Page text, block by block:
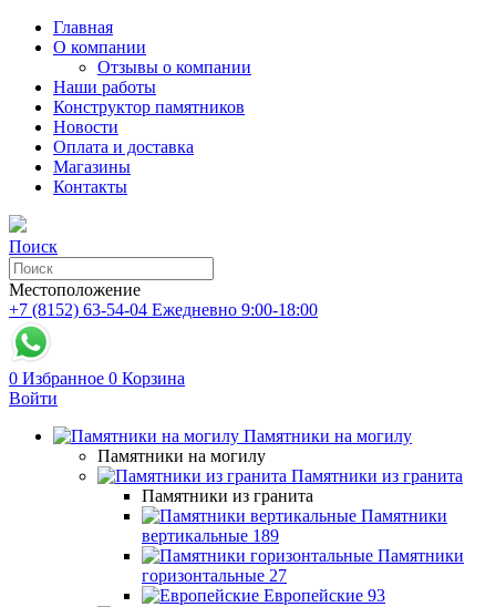
Главная
О компании
Отзывы о компании
Наши работы
Конструктор памятников
Новости
Оплата и доставка
Магазины
Контакты
Поиск
Местоположение
+7 (8152) 63-54-04 Ежедневно 9:00-18:00
0 Избранное 0 Корзина
Войти
Памятники на могилу
Памятники на могилу
Памятники из гранита
Памятники из гранита
Памятники
вертикальные 189
Памятники
горизонтальные 27
Европейские 93